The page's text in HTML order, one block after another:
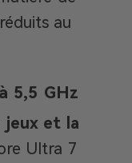
au
5,5 GHz
jeux et la
Ultra 7